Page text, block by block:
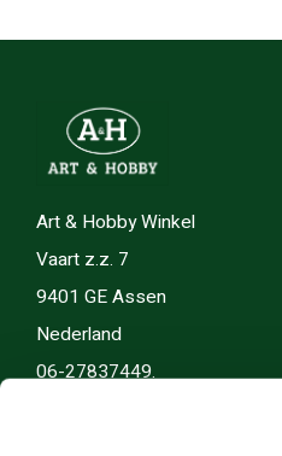
Art & Hobby Winkel
Vaart z.z. 7
9401 GE Assen
Nederland
06-27837449.